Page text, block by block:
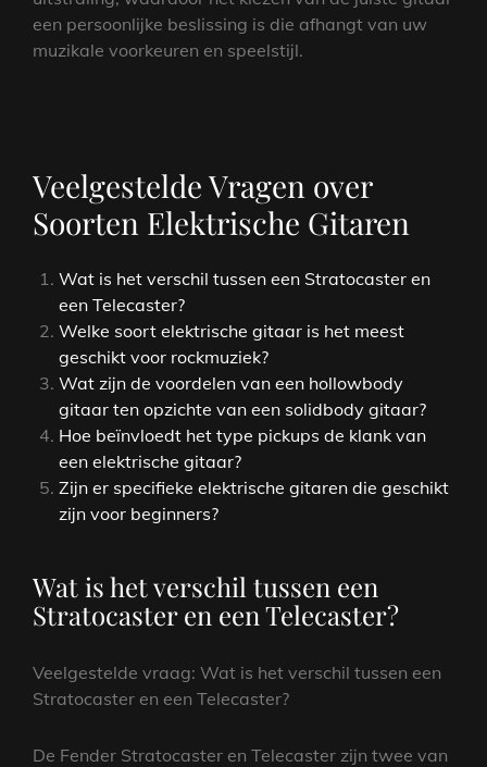
een persoonlijke beslissing is die afhangt van uw
muzikale voorkeuren en speelstijl.
Veelgestelde Vragen over
Soorten Elektrische Gitaren
Wat is het verschil tussen een Stratocaster en
een Telecaster?
Welke soort elektrische gitaar is het meest
geschikt voor rockmuziek?
Wat zijn de voordelen van een hollowbody
gitaar ten opzichte van een solidbody gitaar?
Hoe beïnvloedt het type pickups de klank van
een elektrische gitaar?
Zijn er specifieke elektrische gitaren die geschikt
zijn voor beginners?
Wat is het verschil tussen een
Stratocaster en een Telecaster?
Veelgestelde vraag: Wat is het verschil tussen een
Stratocaster en een Telecaster?
De Fender Stratocaster en Telecaster zijn twee van